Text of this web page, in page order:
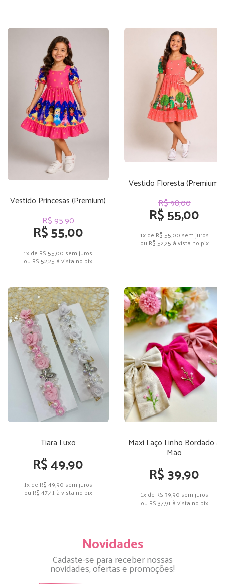
Vestido Princesas (Premium)
R$ 95,90
R$ 55,00
1x de R$ 55,00 sem juros
ou R$ 52,25 à vista no pix
Vestido Floresta (Premium)
R$ 98,00
R$ 55,00
1x de R$ 55,00 sem juros
ou R$ 52,25 à vista no pix
Tiara Luxo
R$ 49,90
1x de R$ 49,90 sem juros
ou R$ 47,41 à vista no pix
Maxi Laço Linho Bordado a
Mão
R$ 39,90
1x de R$ 39,90 sem juros
ou R$ 37,91 à vista no pix
Novidades
Cadaste-se para receber nossas
novidades, ofertas e promoções!